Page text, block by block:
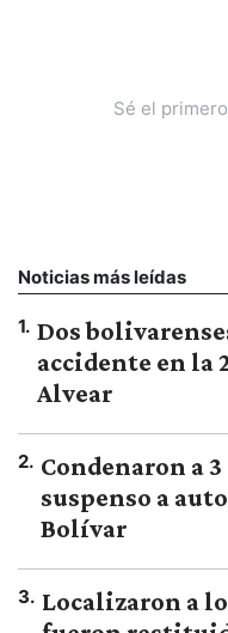
Sé el
Noticias más leídas
1. Dos
accidente en la
Alvear
2. Condenaron a
suspenso a
Bolívar
3. Localizaron a